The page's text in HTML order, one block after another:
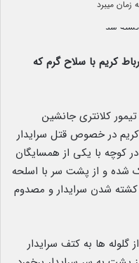
کریم با سلاح گرم که
کلانتری جانشین
کریم در خصوص قتل سرایدار
در کوچه با یکی از همسایگان
شده و از پشت سر با اسلحه
شدن سرایدار و مصدوم
گلوله ها به کتف سرایدار